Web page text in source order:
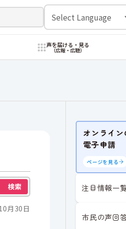
声を届ける・見る
（広報・広聴）
検索
月30日
オンライン
電子申請
ページを見る
注目情報一
市民の声回